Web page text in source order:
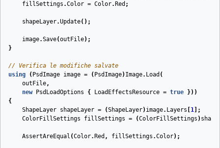
fillSettings .Color = Color. Red ;
shapeLayer.Update();
image.Save(outFile);
}
// Verifica le modifiche salvate
using
( PsdImage image = ( PsdImage) Image. Load (
outFile,
new
PsdLoadOptions { LoadEffectsResource = true
}))
{
ShapeLayer shapeLayer = (ShapeLayer) image. Layers 1 ];
ColorFillSettings
fillSettings = (ColorFillSettings )
AssertAreEqual (Color. Red , fillSettings .Color);